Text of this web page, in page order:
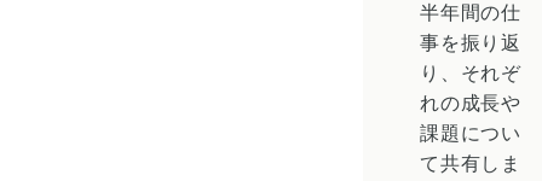
半年間の仕
事を振り返
り、それぞ
れの成長や
課題につい
て共有しま